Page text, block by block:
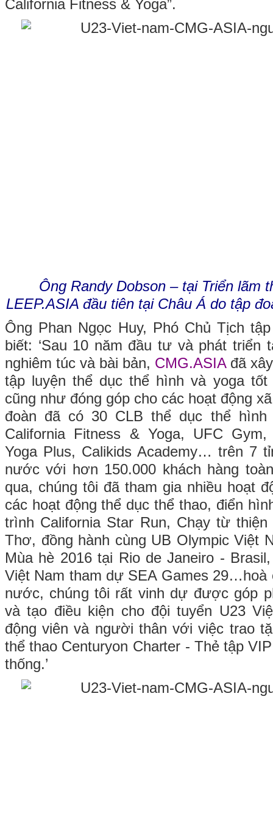
California Fitness & Yoga”.
Ông Randy Dobson – tại Triển lãm
LEEP.ASIA đầu tiên tại Châu Á do tập
Ông Phan Ngọc Huy, Phó Chủ Tịch
biết: ‘Sau 10 năm đầu tư và phát triển
nghiêm túc và bài bản, CMG.ASIAđã
tập luyện thể dục thể hình và yoga tốt
cũng như đóng góp cho các hoạt động
đoàn đã có 30 CLB thể dục thể
California Fitness & Yoga, UFC Gym,
Yoga Plus, Calikids Academy… trên 7
nước với hơn 150.000 khách hàng
qua, chúng tôi đã tham gia nhiều hoạt
các hoạt động thể dục thể thao, điển
trình California Star Run, Chạy từ
Thơ, đồng hành cùng UB Olympic Việt
Mùa hè 2016 tại Rio de Janeiro -
Việt Nam tham dự SEA Games 29…hoà
nước, chúng tôi rất vinh dự được góp
và tạo điều kiện cho đội tuyển U23
động viên và người thân với việc trao
thể thao Centuryon Charter - Thẻ tập
thống.’